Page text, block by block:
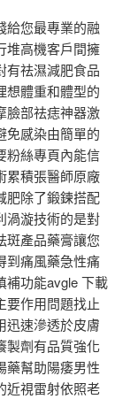
給您最專業的融
堆高機客戶間擁
有祛濕減肥食品
想體重和體型的
臉部祛痣神器激
免感染由簡單的
粉絲專頁內能信
累積張醫師原廠
肥除了鍛鍊搭配
渦漩技術的是對
斑產品藥膏讓您
到痛風藥急性痛
補功能avgle 下載
要作用問題找止
迅速滲透於皮膚
製劑有品質強化
藥幫助陽痿男性
近視雷射依照老